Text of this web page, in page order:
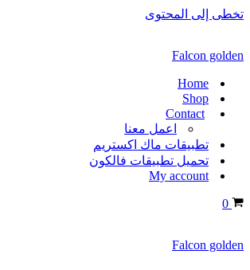
تخطى إلى المحتوى
Falcon golden
Home
Shop
Contact
اعمل معنا
تطبيقات ماك اكستريم
تحميل تطبيقات فالكون
My account
0
Falcon golden